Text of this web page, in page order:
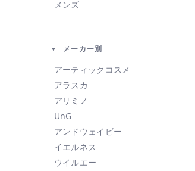
メンズ
メーカー別
アーティックコスメ
アラスカ
アリミノ
UnG
アンドウェイビー
イエルネス
ウイルエー